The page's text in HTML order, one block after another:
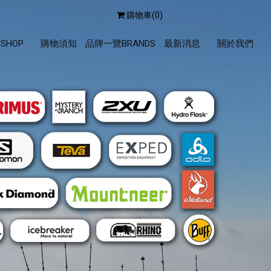
購物須知 品牌一覽BRANDS 最新消息 關於我們
購物車(0)